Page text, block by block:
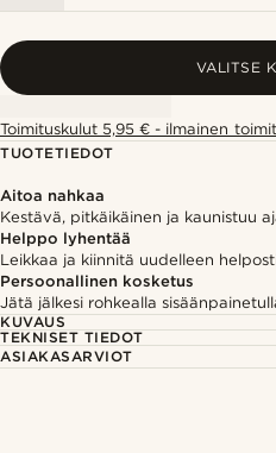
VALITSE
Toimituskulut 5,95 € - ilmainen
TUOTETIEDOT
Aitoa nahkaa
Kestävä, pitkäikäinen ja kaunistuu
Helppo lyhentää
Leikkaa ja kiinnitä uudelleen
Persoonallinen kosketus
Jätä jälkesi rohkealla
KUVAUS
TEKNISET TIEDOT
ASIAKASARVIOT